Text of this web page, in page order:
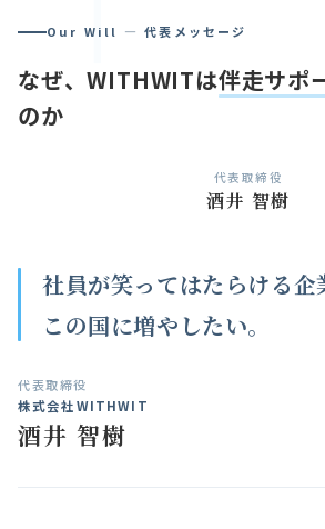
Our Will — 代表メッセージ
なぜ、WITHWITは伴走サポ
のか
社員が笑ってはたらける企
この国に増やしたい。
代表取締役
株式会社WITHWIT
酒井 智樹
代表取締役
酒井 智樹